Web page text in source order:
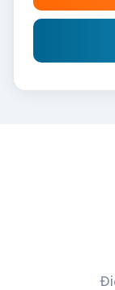
Nhãn dán sản